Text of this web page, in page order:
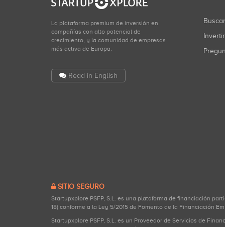
La plataforma premium de inversión en
compañías con alto potencial de
crecimiento, y la comunidad de empresas
más activa de Europa.
Read in English
SITIO SEGURO
Startupxplore PSFP, S.L. es una plataforma de financiación
18) conforme a la Ley 5/2015 de Fomento de la Financiación
Startupxplore PSFP, S.L. es un Proveedor de Servicios de